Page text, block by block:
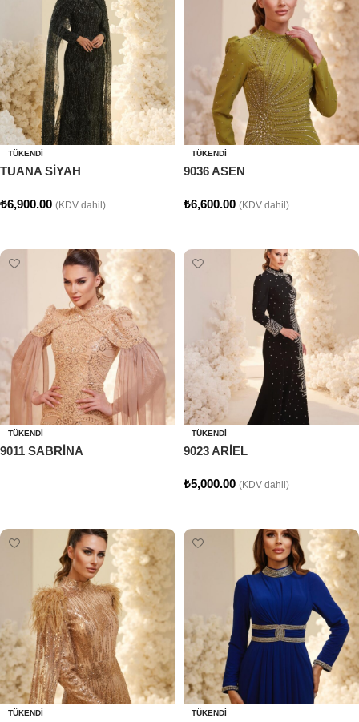
TÜKENDI
TUANA SİYAH
₺6,900.00 (KDV dahil)
TÜKENDI
9036 ASEN
₺6,600.00 (KDV dahil)
TÜKENDI
9011 SABRİNA
TÜKENDI
9023 ARİEL
₺5,000.00 (KDV dahil)
TÜKENDI TÜKENDI